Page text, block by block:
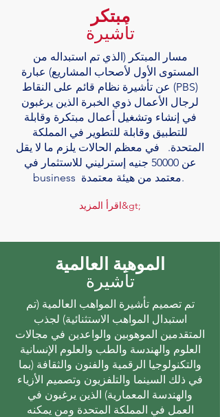
مبتكر
تأشيرة
مسار المبتكر (الذي تم استبداله من
المستوى الأول لأصحاب المشاريع) عبارة
عن تأشيرة نظام قائم على النقاط (PBS)
لرجال الأعمال ذوي الخبرة الذين يرغبون
في إنشاء وتشغيل أعمال مبتكرة وقابلة
للتطبيق وقابلة للتطوير في المملكة
المتحدة. في معظم الحالات يلزم ما لا يقل
عن 50000 جنيه إسترليني للاستثمار في
business
معتمد من هيئة معتمدة.
اقرأ المزيد&gt;
الموهبة العالمية
تأشيرة
تم تصميم تأشيرة المواهب العالمية (تم
استبدال المواهب الاستثنائية) لجذب
المتقدمين الموهوبين والواعدين في مجالات
العلوم والهندسة والطب والعلوم الإنسانية
والتكنولوجيا الرقمية والفنون والثقافة (بما
في ذلك السينما والتلفزيون وتصميم الأزياء
والهندسة المعمارية) الذين يرغبون في
العمل في المملكة المتحدة ومن يمكنه